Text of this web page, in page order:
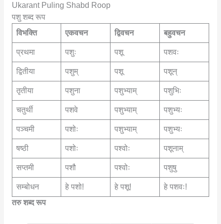
Ukarant Puling Shabd Roop
पशु शब्द रूप
विभक्ति
एकवचन द्विवचन बहुवचन
प्रथमा पशुः पशू पशवः
द्वितीया पशुम् पशू पशून्
तृतीया पशुना पशुभ्याम् पशुभिः
चतुर्थी पशवे पशुभ्याम् पशुभ्यः
पञ्चमी पशोः पशुभ्याम् पशुभ्यः
षष्ठी पशोः पश्वोः पशूनाम्
सप्तमी पशौ पश्वोः पशुषु
सम्बोधन हे पशो! हे पशू!
हे पशवः!
तरु शब्द रूप